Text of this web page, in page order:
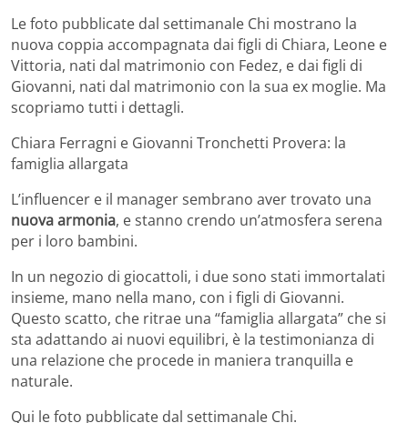
Le foto pubblicate dal settimanale Chi mostrano la
nuova coppia accompagnata dai figli di Chiara, Leone e
Vittoria, nati dal matrimonio con Fedez, e dai figli di
Giovanni, nati dal matrimonio con la sua ex moglie. Ma
scopriamo tutti i dettagli.
Chiara Ferragni e Giovanni Tronchetti Provera: la
famiglia allargata
L’influencer e il manager sembrano aver trovato una
nuova armonia, e stanno crendo un’atmosfera serena
per i loro bambini.
In un negozio di giocattoli, i due sono stati immortalati
insieme, mano nella mano, con i figli di Giovanni.
Questo scatto, che ritrae una “famiglia allargata” che si
sta adattando ai nuovi equilibri, è la testimonianza di
una relazione che procede in maniera tranquilla e
naturale.
Qui le foto pubblicate dal settimanale Chi.